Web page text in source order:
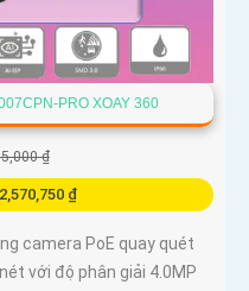
PRO XOAY 360
₫
₫
camera PoE quay quét
với độ phân giải 4.0MP